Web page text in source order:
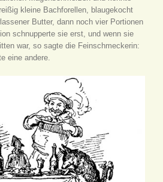
kleine Bachforellen, blaugekocht
Butter, dann noch vier Portionen
schnupperte sie erst, und wenn sie
war, so sagte die Feinschmeckerin:
eine andere.